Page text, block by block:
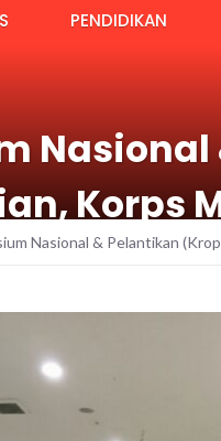
PENDIDIKAN
Nasional
Korps
Nasional & Pelantikan